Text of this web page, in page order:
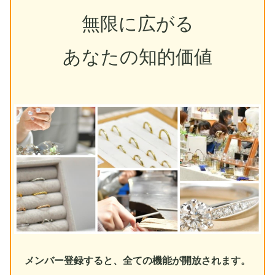
無限に広がる
あなたの知的価値
メンバー登録すると、全ての機能が開放されます。